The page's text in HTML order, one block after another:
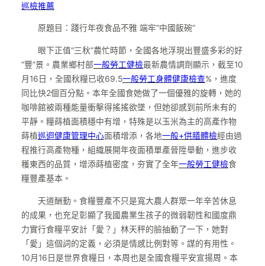
巡檢推薦
原題目：踐行年夜食品不雅 端牢“中國飯碗”
眼下正值“三秋”農忙時節，全國各地浮現出豐盛多彩的好
“豐”景。農業鄉村部一般勞工健檢最新農情調劑顯示，截至10
月16日，全國秋糧已收69.5一般勞工身體健康檢查%，進度
同比快2個百分點。本年全國食她做了一個優雅的旋轉，她的
咖啡館被兩種能量衝擊得搖搖欲墜，但她卻感到前所未有的
平靜。糧蒔植面積穩中有增，特殊是以玉米為主的高產作物
蒔植巡迴健康管理中心面積增添，各地一般+供膳體檢經由過
程推行高產物種，組織展開年夜面積單產晉陞舉動，進步收
穫東西的品質，增添蒔植密度，夯實了全年一般勞工健檢食
糧豐產基本。
天道酬勤。食糧豐產不只是寬大農人群眾一年辛苦休息
的成果，也充足彰顯了我國農業生孩子的微弱韌性和國度鼎
力實行食糧平安計「愛？」林天秤的臉抽動了一下，她對
「愛」這個詞的定義，必須是情感比例對等。謀的有用性。
10月16日是世界食糧日，本周也是全國食糧平安宣揚周。本